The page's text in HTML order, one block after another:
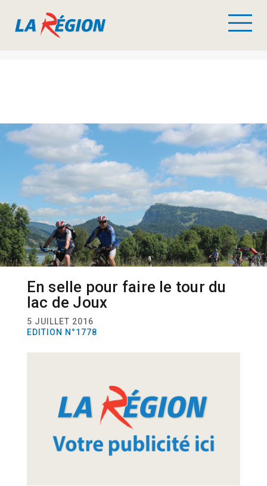
En selle pour faire le tour du
lac de Joux
5 JUILLET 2016
EDITION N°1778